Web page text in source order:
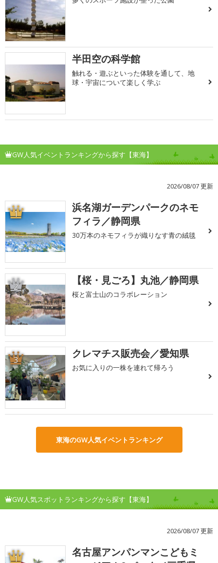
半田空の科学館
触れる・遊ぶといった体験を通して、地
球・宇宙について楽しく学ぶ
GW人気イベントランキングから探す【東海】
2026/08/07 更新
1
浜名湖ガーデンパークのネモ
フィラ／静岡県
30万本のネモフィラが織りなす青の絨毯
2 【桜・見ごろ】丸池／静岡県
桜と富士山のコラボレーション
3 クレマチス販売会／愛知県
お気に入りの一株を連れて帰ろう
東海のGW人気イベントランキング
GW人気スポットランキングから探す【東海】
2026/08/07 更新
1
名古屋アンパンマンこどもミ